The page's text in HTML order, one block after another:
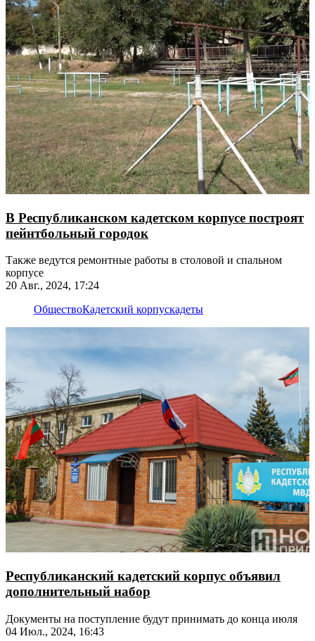
В Республиканском кадетском корпусе построят
пейнтбольный городок
Также ведутся ремонтные работы в столовой и спальном
корпусе
20 Авг., 2024, 17:24
ОбществоКадетский корпускадеты
Республиканский кадетский корпус объявил
дополнительный набор
Документы на поступление будут принимать до конца июля
04 Июл., 2024, 16:43